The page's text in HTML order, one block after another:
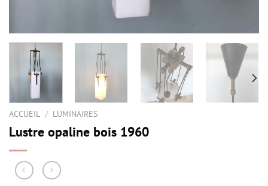
ACCUEIL / LUMINAIRES
Lustre opaline bois 1960